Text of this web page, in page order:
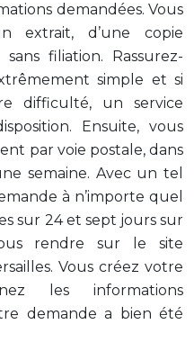
demandées. Vous
extrait, d’une copie
filiation. Rassurez-
simple et si
difficulté, un service
Ensuite, vous
par voie postale, dans
semaine. Avec un tel
à n’importe quel
sur 24 et sept jours sur
rendre sur le site
Vous créez votre
les informations
demande a bien été